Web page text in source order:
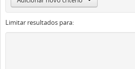
Limitar resultados para: